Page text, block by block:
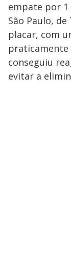
empate por 1
São Paulo,
placar, com
conseguiu
evitar a